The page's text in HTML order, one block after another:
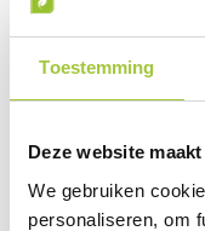
Toestemming
Deze website
We gebruiken
personaliseren, om
Frederik
€ 2,02